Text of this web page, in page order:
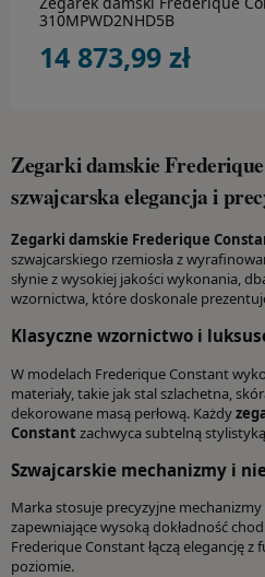
310MPWD2NHD5B
14 873,99 zł
Zegarki damskie
szwajcarska elegancja i
Zegarki damskie Frederique
szwajcarskiego rzemiosła z
słynie z wysokiej jakości wykonania,
wzornictwa, które doskonale
Klasyczne wzornictwo i
W modelach Frederique Constant
materiały, takie jak stal szlachetna,
dekorowane masą perłową. Każdy
Constant zachwyca subtelną
Szwajcarskie mechanizmy i
Marka stosuje precyzyjne
zapewniające wysoką dokładność
Frederique Constant łączą elegancję
poziomie.